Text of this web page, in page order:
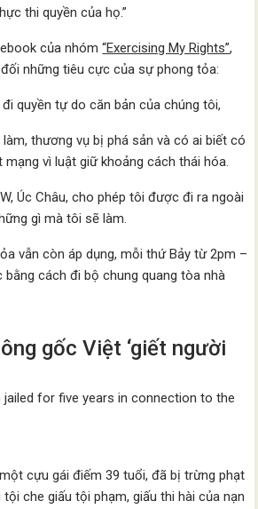
thi quyền của họ.”
của nhóm“Exercising My Rights”,
những tiêu cực của sự phong tỏa:
quyền tự do căn bản của chúng tôi,
thương vụ bị phá sản và có ai biết có
vì luật giữ khoảng cách thái hóa.
Úc Châu, cho phép tôi được đi ra ngoài
gì mà tôi sẽ làm.
vẫn còn áp dụng, mỗi thứ Bảy từ 2pm –
cách đi bộ chung quang tòa nhà
gốc Việt ‘giết người
cựu gái điếm 39 tuổi, đã bị trừng phạt
che giấu tội phạm, giấu thi hài của nạn